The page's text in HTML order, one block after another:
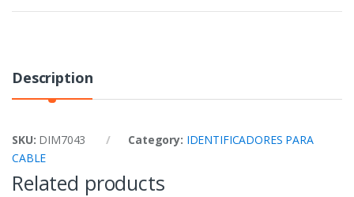
Description
SKU: DIM7043 Category: IDENTIFICADORES PARA
CABLE
Related products